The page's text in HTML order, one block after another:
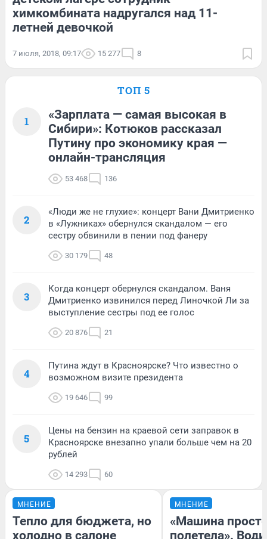
химкомбината надругался над 11-
летней девочкой
7 июля, 2018, 09:17 15 277 8
ТОП 5
1
«Зарплата — самая высокая в
Сибири»: Котюков рассказал
Путину про экономику края —
онлайн-трансляция
53 468 136
2
«Люди же не глухие»: концерт Вани Дмитриенко
в «Лужниках» обернулся скандалом — его
сестру обвинили в пении под фанеру
30 179 48
3
Когда концерт обернулся скандалом. Ваня
Дмитриенко извинился перед Линочкой Ли за
выступление сестры под ее голос
20 876 21
4
Путина ждут в Красноярске? Что известно о
возможном визите президента
19 646 99
5
Цены на бензин на краевой сети заправок в
Красноярске внезапно упали больше чем на 20
рублей
14 293 60
МНЕНИЕ
Тепло для бюджета, но
холодно в салоне
МНЕНИЕ
«Машина
полетела».